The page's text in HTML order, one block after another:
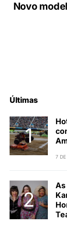
Novo
Últimas
7
As